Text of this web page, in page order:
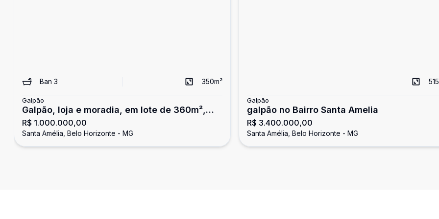
Ban 3 350m²
Galpão
Galpão, loja e moradia, em lote de 360m²,
Bairro Santa Amélia, Belo Horizonte/MG
R$ 1.000.000,00
Santa Amélia, Belo Horizonte - MG
515
Galpão
galpão no Bairro Santa Amelia
R$ 3.400.000,00
Santa Amélia, Belo Horizonte - MG